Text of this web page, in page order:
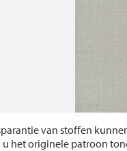
van stoffen
u het originele patroon